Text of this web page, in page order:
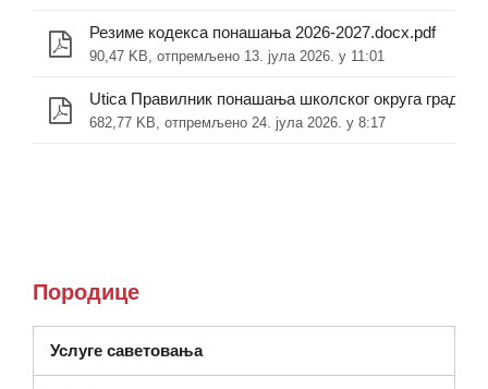
Резиме кодекса понашања 2026-2027.docx.pdf
90,47 KB, отпремљено 13. јула 2026. у 11:01
Utica Правилник понашања школског округа града
682,77 KB, отпремљено 24. јула 2026. у 8:17
Породице
Услуге саветовања(отвара се у новом прозору)